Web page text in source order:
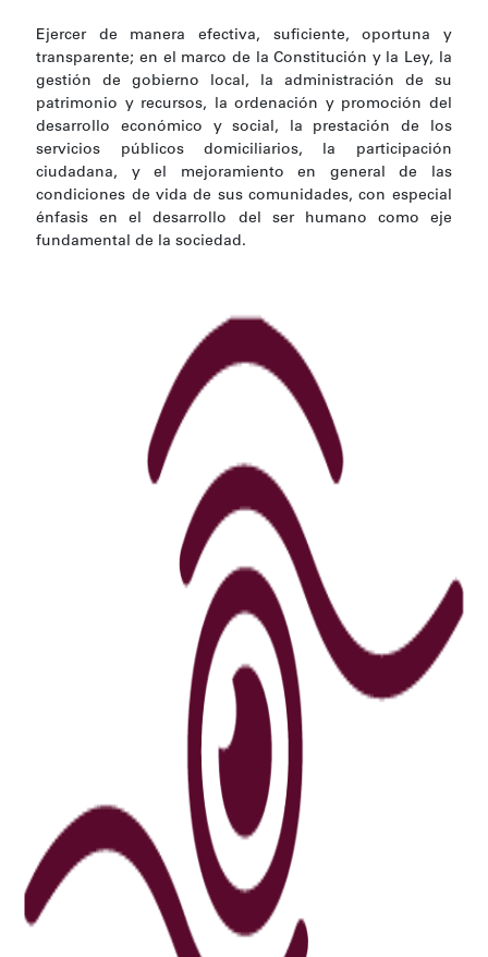
Ejercer de manera efectiva, suficiente, oportuna y
transparente; en el marco de la Constitución y la Ley, la
gestión de gobierno local, la administración de su
patrimonio y recursos, la ordenación y promoción del
desarrollo económico y social, la prestación de los
servicios públicos domiciliarios, la participación
ciudadana, y el mejoramiento en general de las
condiciones de vida de sus comunidades, con especial
énfasis en el desarrollo del ser humano como eje
fundamental de la sociedad.